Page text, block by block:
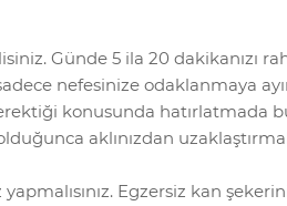
Günde 5 ila 20 dakikanızı
nefesinize odaklanmaya
konusunda hatırlatmada
aklınızdan
Egzersiz kan